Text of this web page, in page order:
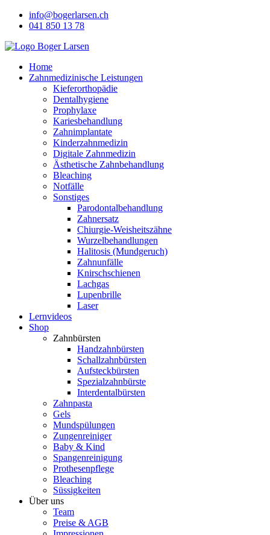
Skip
info@bogerlarsen.ch
041 850 13 78
Home
Zahnmedizinische Leistungen
Kieferorthopädie
Dentalhygiene
Prophylaxe
Kariesbehandlung
Zahnimplantate
Kinderzahnmedizin
Digitale Zahnmedizin
Ästhetische Zahnbehandlung
Bleaching
Notfälle
Sonstiges
Parodontalbehandlung
Zahnersatz
Chiurgie-Weisheitszähne
Wurzelbehandlungen
Halitosis (Mundgeruch)
Zahnunfälle
Knirschschienen
Lachgas
Lupenbrille
Laser
Lernvideos
Shop
Zahnbürsten
Handzahnbürsten
Schallzahnbürsten
Aufsteckbürsten
Spezialzahnbürste
Interdentalbürsten
Zahnpasta
Gels
Mundspülungen
Zungenreiniger
Baby & Kind
Spangenreinigung
Prothesenpflege
Bleaching
Süssigkeiten
Über uns
Team
Preise & AGB